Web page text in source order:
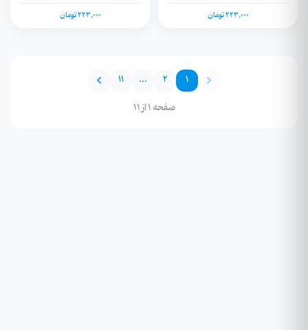
223,000 تومان 223,000 تومان
1
2
...
11
صفحه 1 از 11